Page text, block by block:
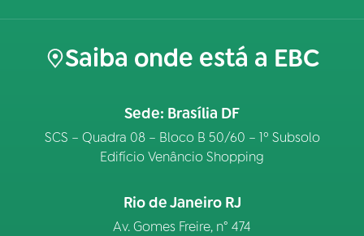
Saiba onde está a EBC
Sede: Brasília DF
SCS – Quadra 08 – Bloco B 50/60 – 1º Subsolo
Edifício Venâncio Shopping
Rio de Janeiro RJ
Av. Gomes Freire, n° 474